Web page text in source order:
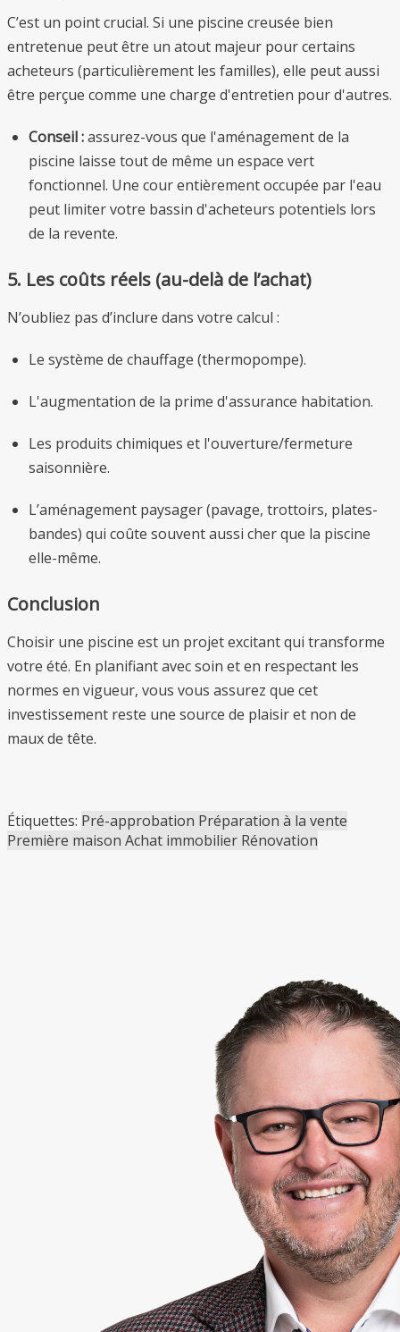
C’est un point crucial. Si une piscine creusée bien
entretenue peut être un atout majeur pour certains
acheteurs (particulièrement les familles), elle peut aussi
être perçue comme une charge d'entretien pour d'autres.
Conseil :assurez-vous que l'aménagement de la
piscine laisse tout de même un espace vert
fonctionnel. Une cour entièrement occupée par l'eau
peut limiter votre bassin d'acheteurs potentiels lors
de la revente.
5. Les coûts réels (au-delà de l’achat)
N’oubliez pas d’inclure dans votre calcul :
Le système de chauffage (thermopompe).
L'augmentation de la prime d'assurance habitation.
Les produits chimiques et l'ouverture/fermeture
saisonnière.
L’aménagement paysager (pavage, trottoirs, plates-
bandes) qui coûte souvent aussi cher que la piscine
elle-même.
Conclusion
Choisir une piscine est un projet excitant qui transforme
votre été. En planifiant avec soin et en respectant les
normes en vigueur, vous vous assurez que cet
investissement reste une source de plaisir et non de
maux de tête.
Étiquettes: Pré-approbation Préparation à la vente
Première maison Achat immobilier Rénovation